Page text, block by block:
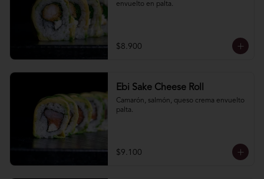
envuelto en palta.
$8.900
Ebi Sake Cheese Roll
Camarón, salmón, queso crema envuelto
palta.
$9.100